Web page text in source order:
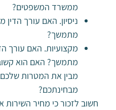
ממשרד המשפטים?
ניסיון. האם עורך הדין
מתמשך?
מקצועיות. האם עורך
מתמשך? האם הוא
מבין את המטרות שלכם
מבחינתכם?
חשוב לזכור כי מחיר השירות